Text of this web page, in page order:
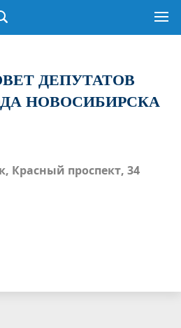
ДЕПУТАТОВ
НОВОСИБИРСКА
Красный проспект, 34